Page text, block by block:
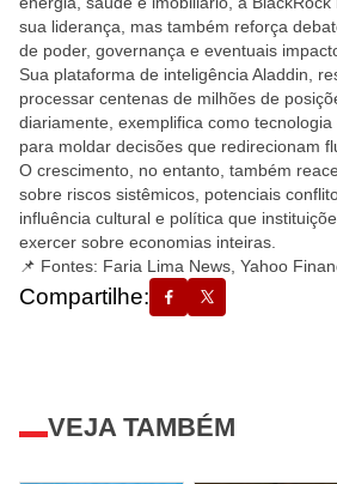
sua liderança, mas também reforça
de poder, governança e eventuais
Sua plataforma de inteligência Aladdin,
processar centenas de milhões de
diariamente, exemplifica como
para moldar decisões que redirecionam
O crescimento, no entanto, também
sobre riscos sistêmicos, potenciais
influência cultural e política que
exercer sobre economias inteiras.
📌 Fontes: Faria Lima News, Yahoo
Compartilhe:
VEJA TAMBÉM